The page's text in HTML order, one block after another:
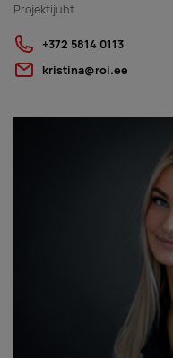
Projektijuht
+372 5814 0113
kristina@roi.ee